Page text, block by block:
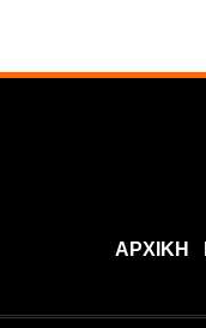
ΑΡΧΙΚΗ